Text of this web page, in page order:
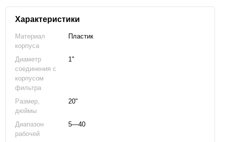
Характеристики
Материал
корпуса
Пластик
Диаметр
соединения с
корпусом
фильтра
1"
Размер,
дюймы
20"
Диапазон
рабочей
5—40